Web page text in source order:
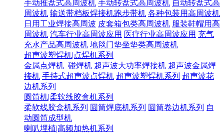
手动推盘式高周波机 手动转盘式高周波机 自动转盘式高
周波机 输送带档板焊接机跑步带机 各种包装用高周波机
日用工业焊接高周波 皮套箱包类高周波机 服装鞋帽用高
周波机 汽车行业高周波应用 医疗行业高周波应用 充气
充水产品高周波机 地毯门垫坐垫类高周波机
超声波塑焊机|点焊机系列
金属点焊机_碰焊机 超声波大功率焊接机 超声波金属焊
接机 手持式超声波点焊机 超声波塑焊机系列 超声波花
边机系列
圆筒机|柔软线胶盒机系列
柔软线胶盒机系列 圆筒焊底机系列 圆筒卷边机系列 自
动圆筒成型机
喇叭埋植|高频加热机系列